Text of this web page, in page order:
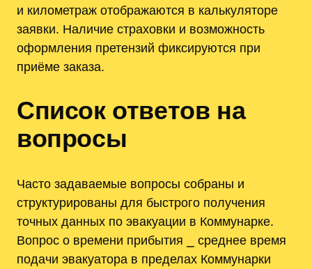
и километраж отображаются в калькуляторе
заявки. Наличие страховки и возможность
оформления претензий фиксируются при
приёме заказа.
Список ответов на
вопросы
Часто задаваемые вопросы собраны и
структурированы для быстрого получения
точных данных по эвакуации в Коммунарке.
Вопрос о времени прибытия ⎯ среднее время
подачи эвакуатора в пределах Коммунарки